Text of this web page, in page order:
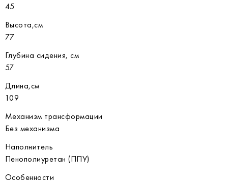
45
Высота,см
77
Глубина сидения, см
57
Длина,см
109
Механизм трансформации
Без механизма
Наполнитель
Пенополиуретан (ППУ)
Особенности